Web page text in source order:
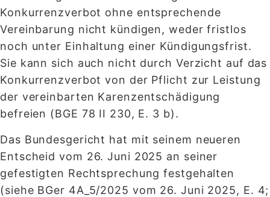
Konkurrenzverbot ohne entsprechende
Vereinbarung nicht kündigen, weder fristlos
noch unter Einhaltung einer Kündigungsfrist.
Sie kann sich auch nicht durch Verzicht auf das
Konkurrenzverbot von der Pflicht zur Leistung
der vereinbarten Karenzentschädigung
befreien (BGE 78 II 230, E. 3 b).
Das Bundesgericht hat mit seinem neueren
Entscheid vom 26. Juni 2025 an seiner
gefestigten Rechtsprechung festgehalten
(siehe BGer 4A_5/2025 vom 26. Juni 2025, E. 4;